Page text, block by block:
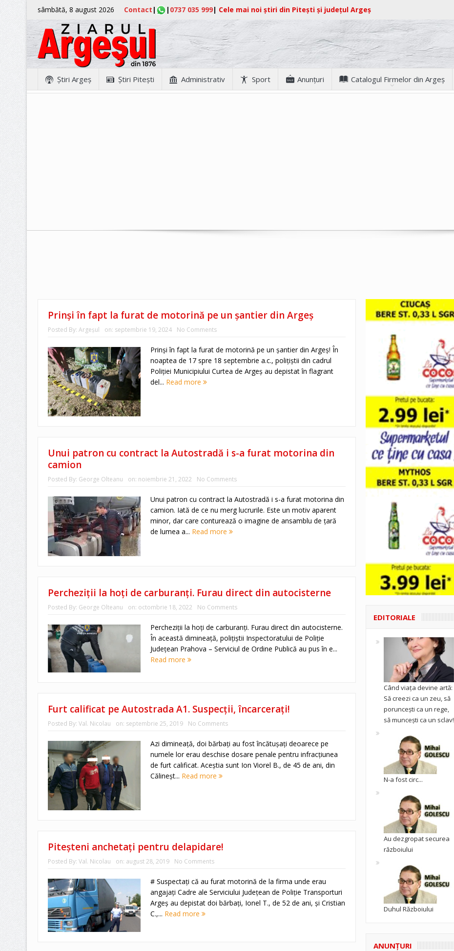
sâmbătă, 8 august 2026 Contact | | 0737 035 999| Cele mai noi știri din Pitești și județul Argeș
Ştiri Argeş Ştiri Piteşti Administrativ Sport Anunţuri Catalogul Firmelor din Argeș
Prinși în fapt la furat de motorină pe un șantier din Argeș
Posted By: Argeşul on: septembrie 19, 2024 No Comments
Prinși în fapt la furat de motorină pe un șantier din Argeș! În
noaptea de 17 spre 18 septembrie a.c., polițiștii din cadrul
Poliției Municipiului Curtea de Argeș au depistat în flagrant
del... Read more
Unui patron cu contract la Autostradă i s-a furat motorina din
camion
Posted By: George Olteanu on: noiembrie 21, 2022 No Comments
Unui patron cu contract la Autostradă i s-a furat motorina din
camion. Iată de ce nu merg lucrurile. Este un motiv aparent
minor, dar care conturează o imagine de ansamblu de ţară
de lumea a... Read more
Percheziții la hoți de carburanți. Furau direct din autocisterne
Posted By: George Olteanu on: octombrie 18, 2022 No Comments
Percheziții la hoți de carburanți. Furau direct din autocisterne.
În această dimineață, polițiștii Inspectoratului de Poliție
Județean Prahova – Serviciul de Ordine Publică au pus în e...
Read more
Furt calificat pe Autostrada A1. Suspecţii, încarceraţi!
Posted By: Val. Nicolau on: septembrie 25, 2019 No Comments
Azi dimineaţă, doi bărbaţi au fost încătuşaţi deoarece pe
numele lor erau deschise dosare penale pentru infracţiunea
de furt calificat. Aceştia sunt Ion Viorel B., de 45 de ani, din
Călineşt... Read more
Piteşteni anchetaţi pentru delapidare!
Posted By: Val. Nicolau on: august 28, 2019 No Comments
# Suspectaţi că au furat motorină de la firma unde erau
angajaţi Cadre ale Serviciului Judeţean de Poliţie Transporturi
Argeş au depistat doi bărbaţi, Ionel T., de 52 de ani, şi Cristian
C.,... Read more
EDITORIALE
Când viața devine artă:
Să creezi ca un zeu, să
poruncești ca un rege,
să muncești ca un sclav!
N-a fost circ...
Au dezgropat securea
războiului
Duhul Războiului
ANUNŢURI